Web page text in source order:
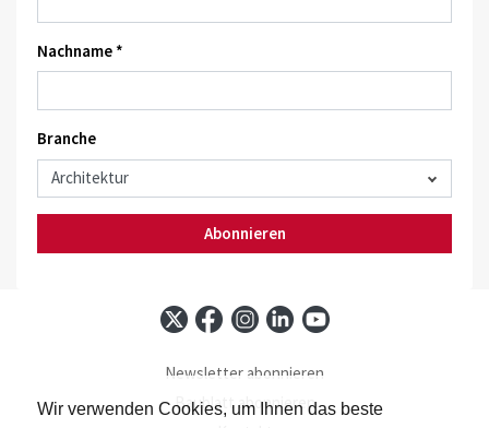
Wir verwenden Cookies, um Ihnen das beste
Nachname *
Branche
Abonnieren
Newsletter abonnieren
Baublatt abonnieren